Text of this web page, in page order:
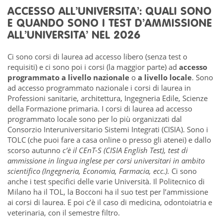
ACCESSO ALL’UNIVERSITA’: QUALI SONO
E QUANDO SONO I TEST D’AMMISSIONE
ALL’UNIVERSITA’ NEL 2026
Ci sono corsi di laurea ad accesso libero (senza test o
requisiti) e ci sono poi i corsi (la maggior parte) ad accesso
programmato a livello nazionale o a livello locale. Sono
ad accesso programmato nazionale i corsi di laurea in
Professioni sanitarie, architettura, Ingegneria Edile, Scienze
della Formazione primaria. I corsi di laurea ad accesso
programmato locale sono per lo più organizzati dal
Consorzio Interuniversitario Sistemi Integrati (CISIA). Sono i
TOLC (che puoi fare a casa online o presso gli atenei) e dallo
scorso autunno c’è il CEnT-S (CISIA English Test), test di
ammissione in lingua inglese per corsi universitari in ambito
scientifico (Ingegneria, Economia, Farmacia, ecc.). Ci sono
anche i test specifici delle varie Università. Il Politecnico di
Milano ha il TOL, la Bocconi ha il suo test per l’ammissione
ai corsi di laurea. E poi c’è il caso di medicina, odontoiatria e
veterinaria, con il semestre filtro.